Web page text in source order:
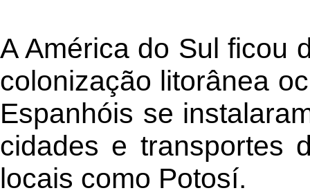
A América do Sul ficou
colonização litorânea
Espanhóis se
cidades e transportes
locais como Potosí.